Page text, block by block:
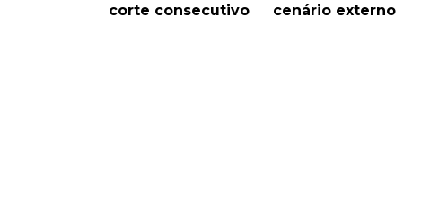
corte consecutivo
cenário externo